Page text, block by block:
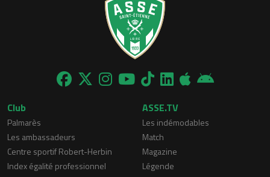
Club
Palmarès
Les ambassadeurs
Centre sportif Robert-Herbin
Index égalité professionnel
ASSE.TV
Les indémodables
Match
Magazine
Légende